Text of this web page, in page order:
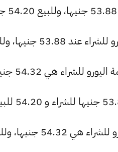
عند 54.20 جنيها.
جنيها، وللبيع 54.64 جنيها.
وللبيع 54.64 جنيها.